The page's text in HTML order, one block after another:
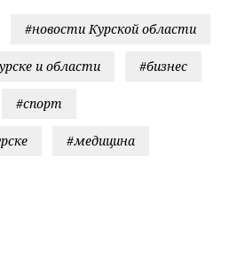
#новости Курской области
и области #бизнес
#спорт
#медицина